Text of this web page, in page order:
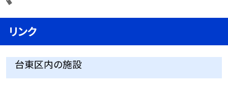
リンク
台東区内の施設